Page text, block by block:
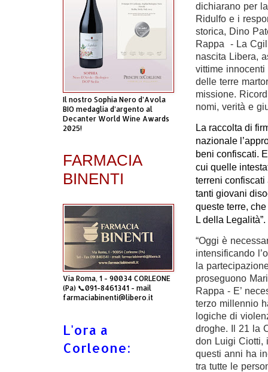
dichiarano per
Ridulfo e i
storica, Dino
Rappa - La
nascita Libera,
vittime innocenti
delle terre
missione.
nomi, verità e
La raccolta di
nazionale
beni confiscati.
cui quelle
terreni
tanti giovani
queste terre,
L della Legalità”.
“Oggi è
intensificando
la
proseguono
Rappa - E’
terzo millennio
logiche di
droghe. Il 21 la
don Luigi Ciotti,
questi anni ha
tra tutte le
Il nostro Sophia Nero d’Avola
BIO medaglia d’argento al
Decanter World Wine Awards
2025!
FARMACIA
BINENTI
Via Roma, 1 - 90034 CORLEONE
(Pa) 📞091-8461341 - mail
farmaciabinenti@libero.it
L'ora a
Corleone: